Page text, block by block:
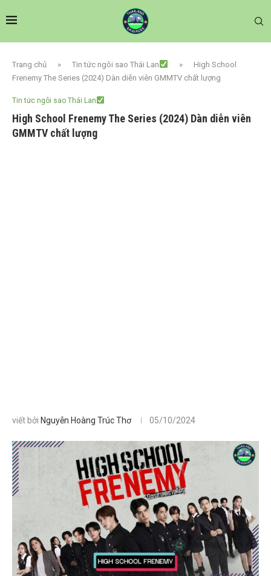
Trang chủ » Tin tức ngôi sao Thái Lan »
High School
Frenemy The Series (2024) Dàn diễn viên GMMTV chất lượng
Tin tức ngôi sao Thái Lan
High School Frenemy The Series (2024) Dàn diễn viên
GMMTV chất lượng
viết bởi Nguyễn Hoàng Trúc Thơ 05/10/2024